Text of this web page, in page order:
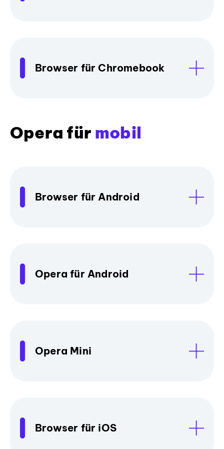
Browser für Chromebook
Opera für mobil
Browser für Android
Opera für Android
Opera Mini
Browser für iOS